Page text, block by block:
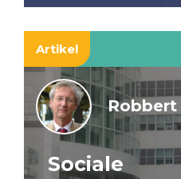
Artikel
Robbert
Sociale